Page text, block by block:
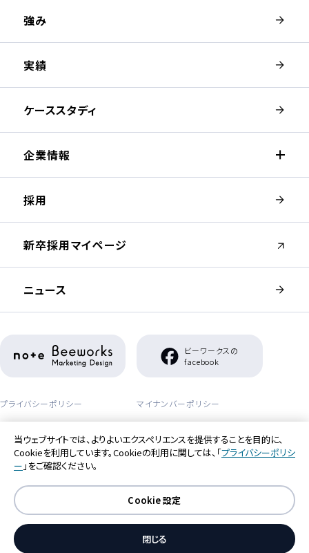
強み
実績
ケーススタディ
企業情報
採用
新卒採用マイページ
（新しいウィンドウが開きます）
ニュース
（新しいウィンドウが開きます）
ビーワークスの
facebook
プライバシーポリシー マイナンバーポリシー
利用者情報の外部送信について
当ウェブサイトでは、よりよいエクスペリエンスを提供することを目的に、
Cookieを利用しています。Cookieの利用に関しては、「プライバシーポリシ
ー 」をご確認ください。
Cookie 設定
閉じる